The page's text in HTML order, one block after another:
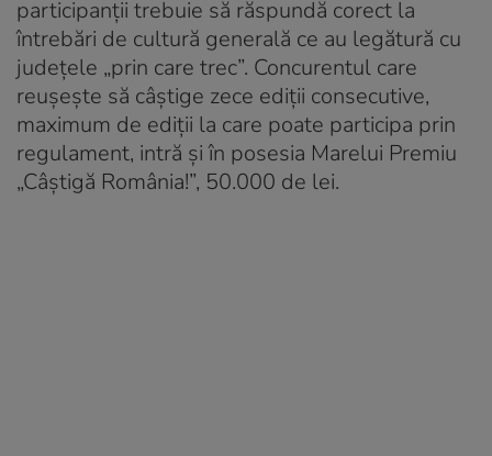
participanţii trebuie să răspundă corect la
întrebări de cultură generală ce au legătură cu
judeţele „prin care trec”. Concurentul care
reuşeşte să câştige zece ediţii consecutive,
maximum de ediţii la care poate participa prin
regulament, intră şi în posesia Marelui Premiu
„Câştigă România!”, 50.000 de lei.